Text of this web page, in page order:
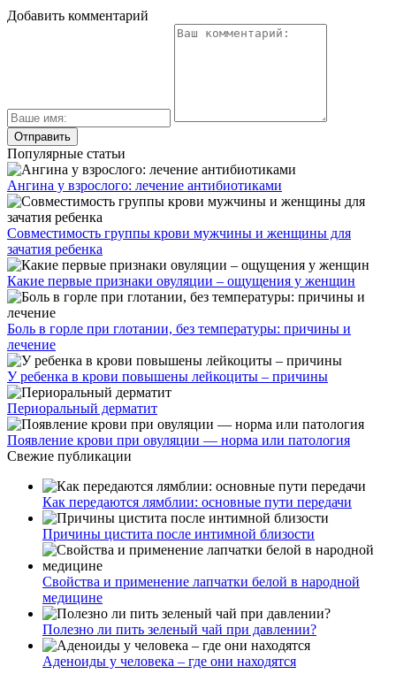
Добавить комментарий
Популярные статьи
Ангина у взрослого: лечение антибиотиками
Совместимость группы крови мужчины и женщины для
зачатия ребенка
Какие первые признаки овуляции – ощущения у женщин
Боль в горле при глотании, без температуры: причины и
лечение
У ребенка в крови повышены лейкоциты – причины
Периоральный дерматит
Появление крови при овуляции — норма или патология
Свежие публикации
Как передаются лямблии: основные пути передачи
Причины цистита после интимной близости
Свойства и применение лапчатки белой в народной
медицине
Полезно ли пить зеленый чай при давлении?
Аденоиды у человека – где они находятся